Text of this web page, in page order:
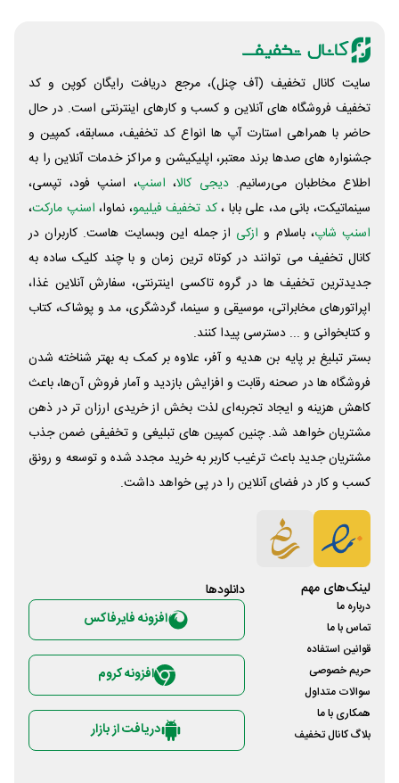
سایت کانال تخفیف (آف چنل)، مرجع دریافت رایگان کوپن و کد
تخفیف فروشگاه های آنلاین و کسب و‌ کارهای اینترنتی است. در حال
حاضر با همراهی استارت آپ ها انواع کد تخفیف، مسابقه، کمپین و
جشنواره های صدها برند معتبر، اپلیکیشن و مراکز خدمات آنلاین را به
اطلاع مخاطبان می‌رسانیم. دیجی کالا، اسنپ، اسنپ فود، تپسی،
سینماتیکت، بانی مد، علی‌ بابا ،کد تخفیف فیلیمو، نماوا، اسنپ مارکت،
اسنپ شاپ، باسلام و ازکی از جمله این وبسایت ‌هاست. کاربران در
کانال تخفیف می توانند در کوتاه ترین زمان و با چند کلیک ساده به
جدیدترین تخفیف ها در گروه تاکسی اینترنتی، سفارش آنلاین غذا،
اپراتورهای مخابراتی، موسیقی و سینما، گردشگری، مد و پوشاک، کتاب
و کتابخوانی و ... دسترسی پیدا کنند.
بستر تبلیغ بر پایه بن هدیه و آفر، علاوه بر کمک به بهتر شناخته شدن
فروشگاه ها در صحنه رقابت و افزایش بازدید و آمار فروش آن‌ها، باعث
کاهش هزینه و ایجاد تجربه‌ای لذت بخش از خریدی ارزان تر در ذهن
مشتریان خواهد شد. چنین کمپین های تبلیغی و تخفیفی ضمن جذب
مشتریان جدید باعث ترغیب کاربر به خرید مجدد شده و توسعه و رونق
کسب و کار در فضای آنلاین را در پی خواهد داشت.
لینک‌های مهم
درباره ما
تماس با ما
قوانین استفاده
حریم خصوصی
سوالات متداول
همکاری با ما
بلاگ کانال تخفیف
دانلود‌ها
افزونه فایرفاکس
افزونه کروم
دریافت از بازار